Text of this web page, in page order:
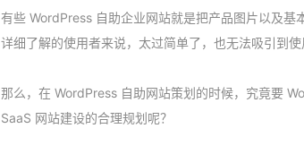
有些 WordPress 自助企业网站就是把产品图片以及基
详细了解的使用者来说，太过简单了，也无法吸引到使
那么，在 WordPress 自助网站策划的时候，究竟要
SaaS 网站建设的合理规划呢？